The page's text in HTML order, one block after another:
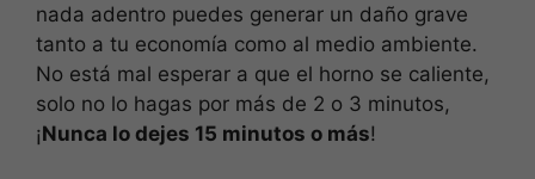
nada adentro puedes generar un daño grave
tanto a tu economía como al medio ambiente.
No está mal esperar a que el horno se caliente,
solo no lo hagas por más de 2 o 3 minutos,
¡Nunca lo dejes 15 minutos o más!